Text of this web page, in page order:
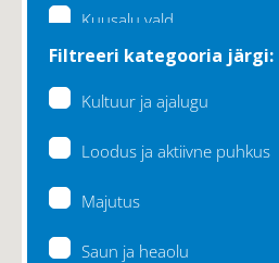
Kuusalu vald
Lääne-Harju vald
Filtreeri kategooria järgi:
Kultuur ja ajalugu
Loodus ja aktiivne puhkus
Majutus
Saun ja heaolu